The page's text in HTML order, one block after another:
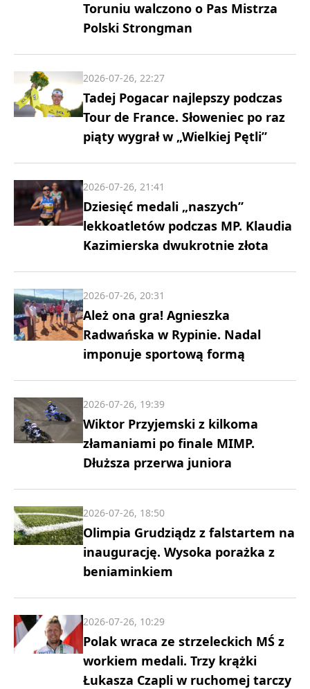
Toruniu walczono o Pas Mistrza
Polski Strongman
Tadej Pogacar najlepszy podczas
Tour de France. Słoweniec po raz
piąty wygrał w „Wielkiej Pętli”
2026-07-26, 22:27
Dziesięć medali „naszych”
lekkoatletów podczas MP. Klaudia
Kazimierska dwukrotnie złota
2026-07-26, 21:41
Ależ ona gra! Agnieszka
Radwańska w Rypinie. Nadal
imponuje sportową formą
2026-07-26, 20:31
Wiktor Przyjemski z kilkoma
złamaniami po finale MIMP.
Dłuższa przerwa juniora
2026-07-26, 19:39
Olimpia Grudziądz z falstartem na
inaugurację. Wysoka porażka z
beniaminkiem
2026-07-26, 18:50
Polak wraca ze strzeleckich MŚ z
workiem medali. Trzy krążki
Łukasza Czapli w ruchomej tarczy
2026-07-26, 10:29